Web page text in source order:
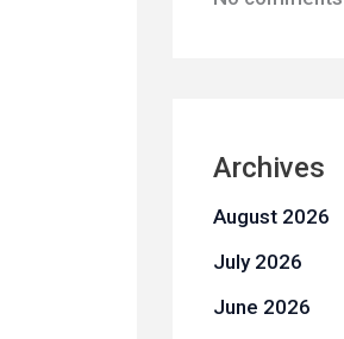
Archives
August 2026
July 2026
June 2026